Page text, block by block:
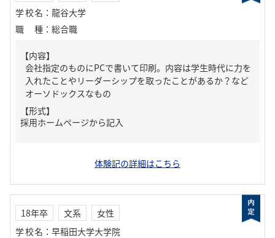
学校名 ： 龍谷大学
職種 ： 総合職
【内容】
会社指定のものにPCで書いて印刷。内容は学生時代に力を
入れたことやリーダーシップを取ったことがあるか？など
オーソドックスなもの
【形式】
採用ホームページから記入
体験記の詳細はこちら
18年卒 文系
女性
学校名 ： 早稲田大学大学院